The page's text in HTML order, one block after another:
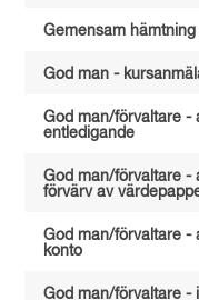
Gemensam
God man -
God man/förvaltare -
entledigande
God man/förvaltare -
förvärv av
God man/förvaltare -
konto
God man/förvaltare -